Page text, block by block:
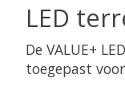
LED
De VALUE+
toegepast